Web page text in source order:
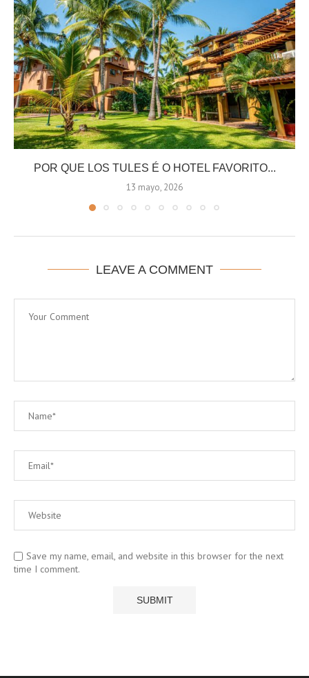
POR QUE LOS TULES É O HOTEL FAVORITO...
13 mayo, 2026
LEAVE A COMMENT
Save my name, email, and website in this browser for the next
time I comment.